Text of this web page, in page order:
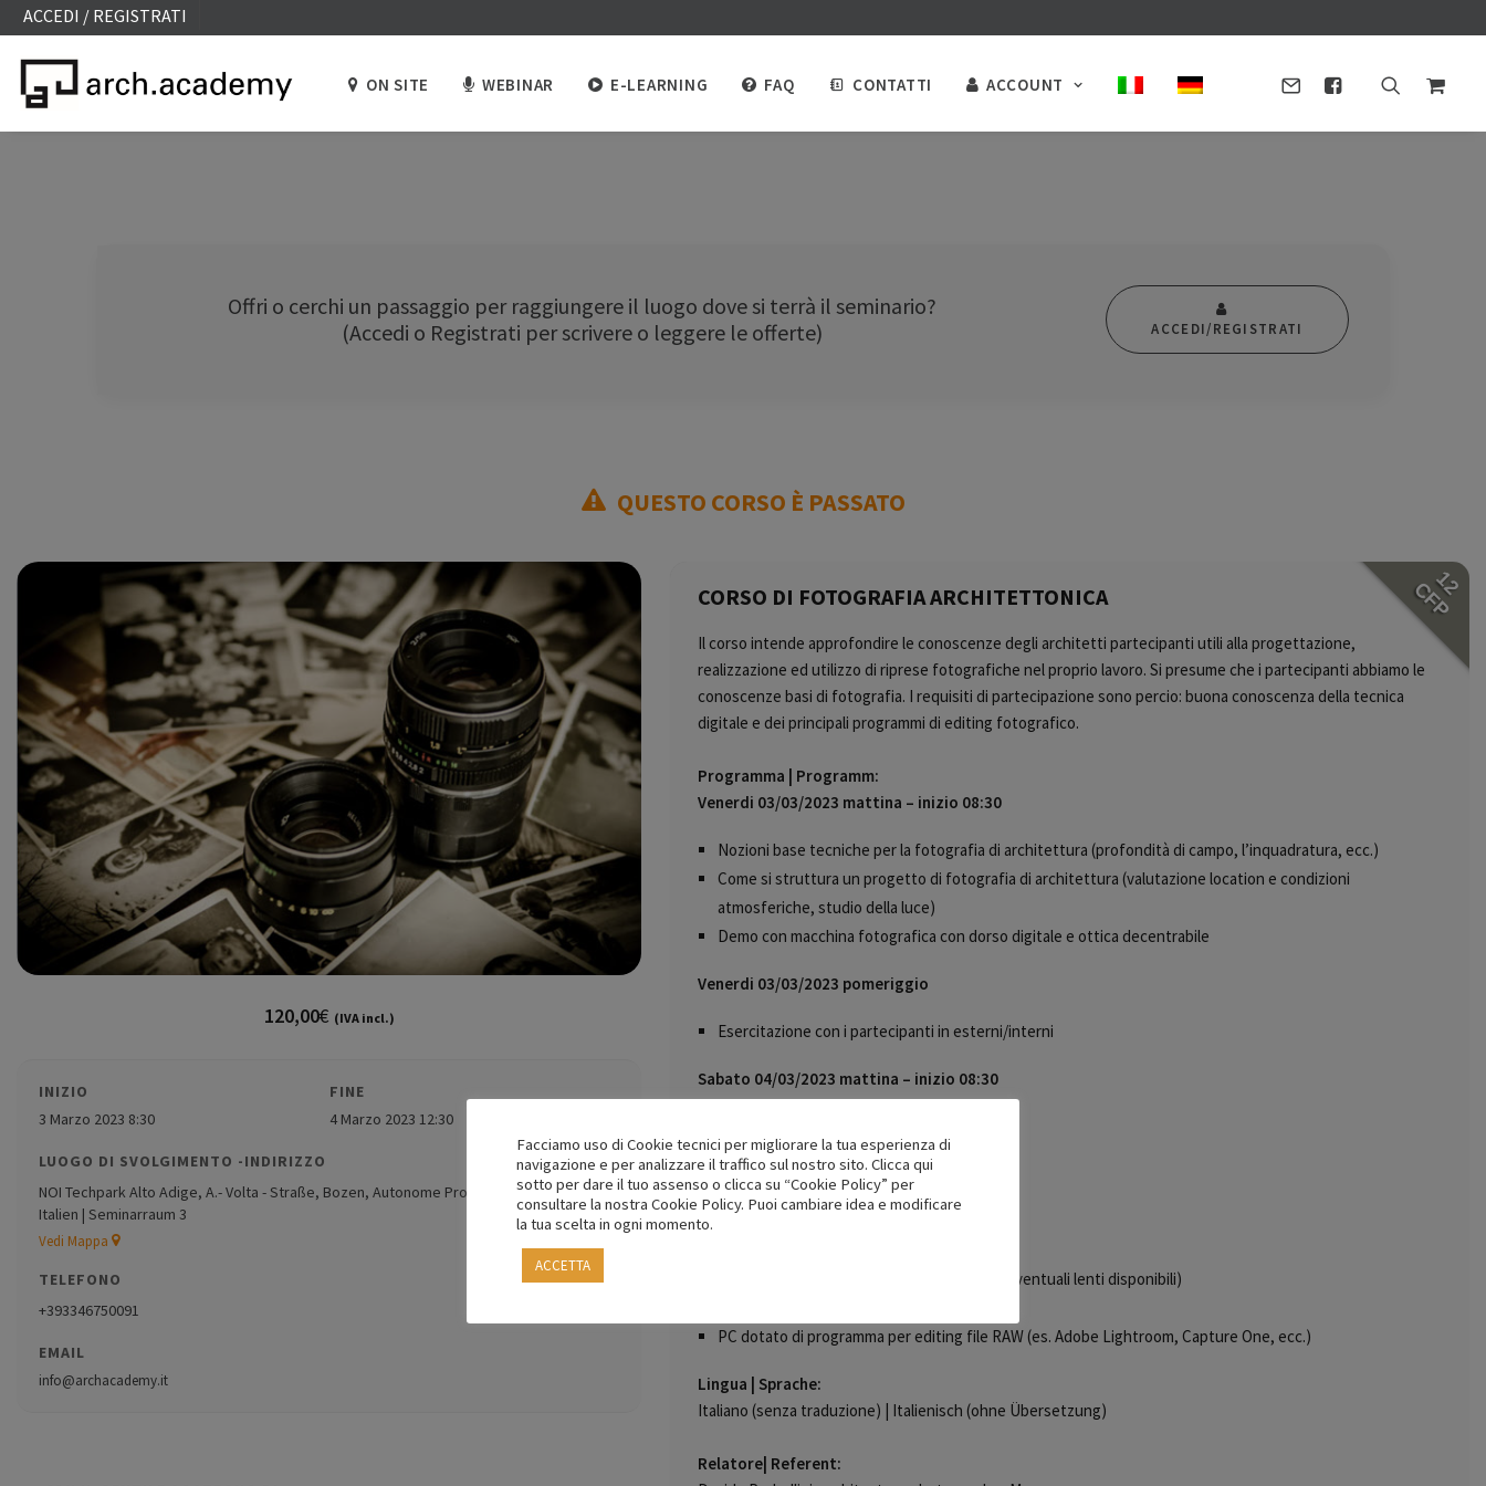
ACCEDI / REGISTRATI
ON SITE WEBINAR E-LEARNING FAQ CONTATTI ACCOUNT
Offri o cerchi un passaggio per raggiungere il luogo dove si terrà il seminario?
(Accedi o Registrati per scrivere o leggere le offerte)
ACCEDI/REGISTRATI
QUESTO CORSO È PASSATO
12
CFP
120,00€ (IVA incl.)
INIZIO
3 Marzo 2023 8:30
FINE
4 Marzo 2023 12:30
LUOGO DI SVOLGIMENTO -INDIRIZZO
NOI Techpark Alto Adige, A.- Volta - Straße, Bozen, Autonome Provinz Bozen - Südtirol,
Italien | Seminarraum 3
Vedi Mappa
TELEFONO
+393346750091
EMAIL
info@archacademy.it
CORSO DI FOTOGRAFIA ARCHITETTONICA
Il corso intende approfondire le conoscenze degli architetti partecipanti utili alla progettazione,
realizzazione ed utilizzo di riprese fotografiche nel proprio lavoro. Si presume che i partecipanti abbiamo le
conoscenze basi di fotografia. I requisiti di partecipazione sono percio:buona conoscenza della tecnica
digitale e dei principali programmi di editing fotografico.
Programma | Programm:
Venerdi 03/03/2023 mattina – inizio 08:30
Nozioni base tecniche per la fotografia di architettura(profondità di campo, l’inquadratura, ecc.)
Come si struttura un progetto di fotografia di architettura(valutazione location e condizioni
atmosferiche, studio dellaluce)
Demo con macchina fotografica con dorso digitale e ottica decentrabile
Venerdi 03/03/2023 pomeriggio
Esercitazione con i partecipanti in esterni/interni
Sabato 04/03/2023 mattina – inizio 08:30
Visualizzazione dei lavori realizzati
Attrezzatura e materiale necessario:
Lente grandangolare (portare anche altre eventuali lenti disponibili)
PC dotato di programma per editing file RAW (es. Adobe Lightroom, Capture One, ecc.)
Lingua | Sprache:
Italiano (senza traduzione) | Italienisch (ohne Übersetzung)
Relatore| Referent:
Facciamo uso di Cookie tecnici per migliorare la tua esperienza di
navigazione e per analizzare il traffico sul nostro sito. Clicca qui
sotto per dare il tuo assenso o clicca su “Cookie Policy” per
consultare la nostra Cookie Policy. Puoi cambiare idea e modificare
la tua scelta in ogni momento.
ACCETTA